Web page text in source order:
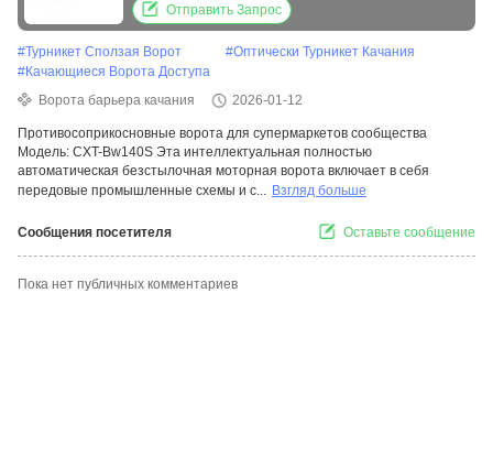
столкновений и конструкцией из
нержавеющей стали 304 для безопасного
контроля доступа
Отправить Запрос
#Турникет Сползая Ворот #Оптически Турникет Качания
#Качающиеся Ворота Доступа
Ворота барьера качания
2026-01-12
Противосоприкосновные ворота для супермаркетов сообщества
Модель: CXT-Bw140S Эта интеллектуальная полностью
автоматическая безстылочная моторная ворота включает в себя
передовые промышленные схемы и с... Взгляд больше
Сообщения посетителя Оставьте сообщение
Пока нет публичных комментариев